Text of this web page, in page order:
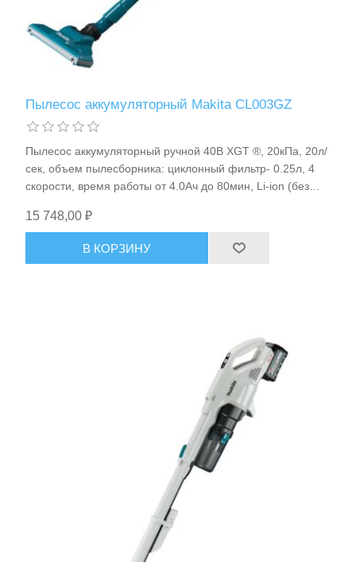
Пылесос аккумуляторный Makita CL003GZ
Пылесос аккумуляторный ручной 40В XGT ®, 20кПа, 20л/
сек, объем пылесборника: циклонный фильтр- 0.25л, 4
скорости, время работы от 4.0Ач до 80мин, Li-ion (без
15 748,00 ₽
В КОРЗИНУ